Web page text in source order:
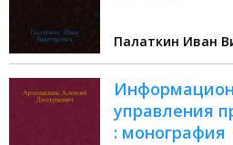
Палаткин Иван
управления
: монография